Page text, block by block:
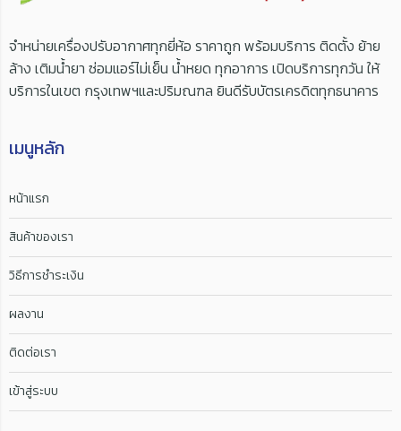
จำหน่ายเครื่องปรับอากาศทุกยี่ห้อ ราคาถูก พร้อมบริการ ติดตั้ง ย้าย
ล้าง เติมน้ำยา ซ่อมแอร์ไม่เย็น น้ำหยด ทุกอาการ เปิดบริการทุกวัน ให้
บริการในเขต กรุงเทพฯและปริมณฑล ยินดีรับบัตรเครดิตทุกธนาคาร
เมนูหลัก
หน้าแรก
สินค้าของเรา
วิธีการชำระเงิน
ผลงาน
ติดต่อเรา
เข้าสู่ระบบ